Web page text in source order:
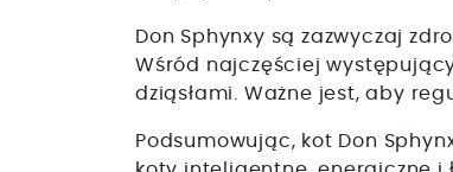
Don Sphynxy są zazwyczaj
Wśród najczęściej
dziąsłami. Ważne jest, aby
Podsumowując, kot Don